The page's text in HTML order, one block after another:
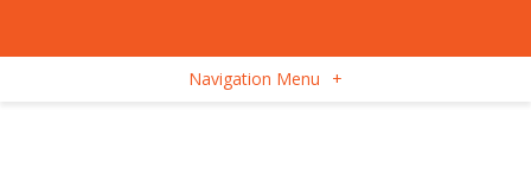
Navigation Menu +